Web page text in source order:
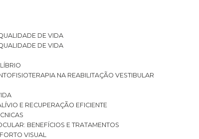
DE VIDA
DE VIDA
FISIOTERAPIA NA REABILITAÇÃO VESTIBULAR
E RECUPERAÇÃO EFICIENTE
BENEFÍCIOS E TRATAMENTOS
VISUAL